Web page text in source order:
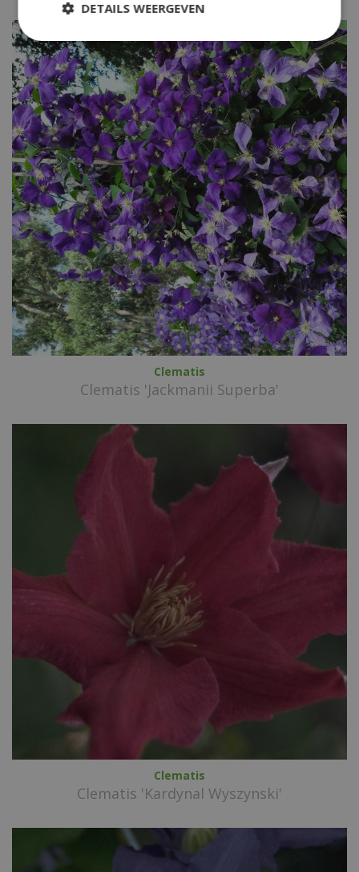
Clematis
Clematis 'Jackmanii Superba'
Clematis
Clematis 'Kardynal Wyszynski'
DETAILS WEERGEVEN